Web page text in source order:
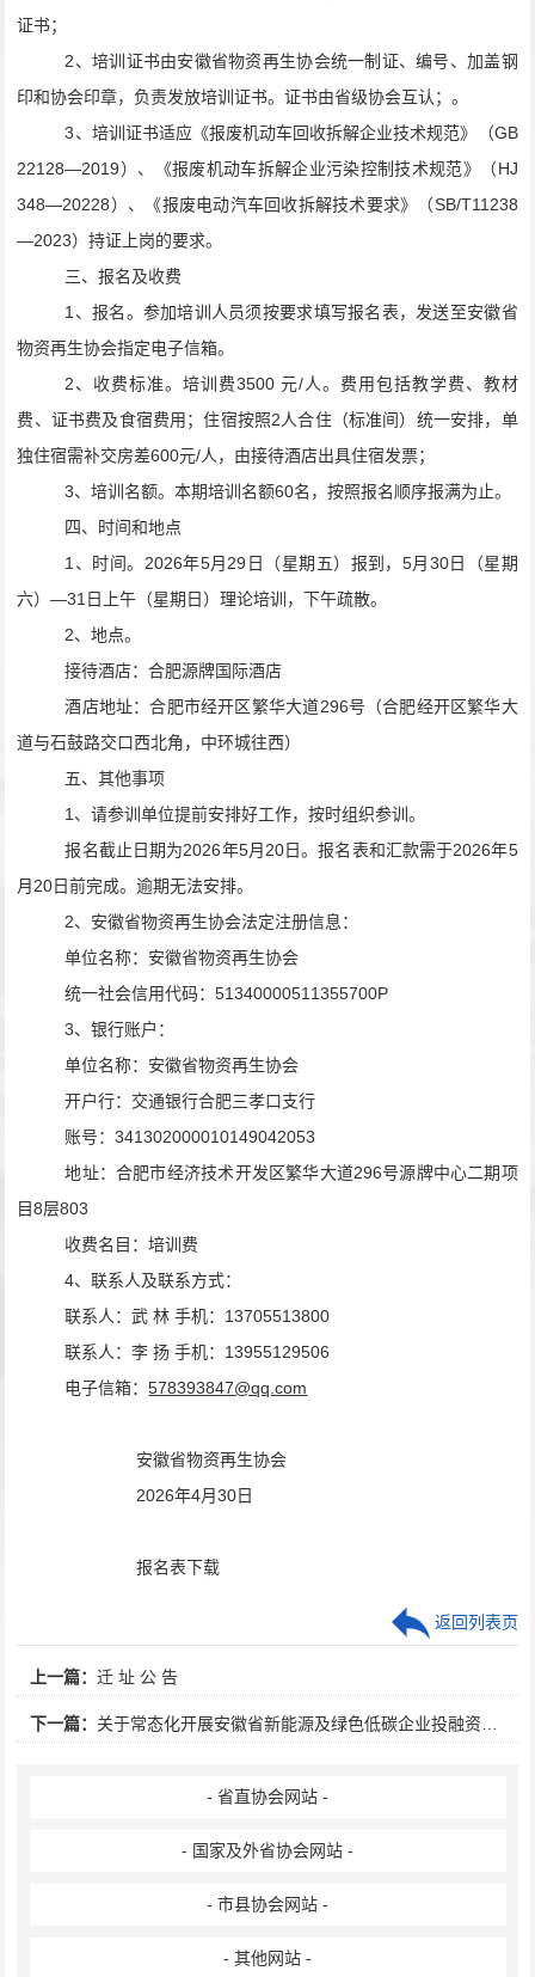
证书；
2、培训证书由安徽省物资再生协会统一制证、编号、加盖钢
印和协会印章，负责发放培训证书。证书由省级协会互认；。
3、培训证书适应《报废机动车回收拆解企业技术规范》 （GB
22128—2019）、《报废机动车拆解企业污染控制技术规范》 （HJ
348—20228） 、《报废电动汽车回收拆解技术要求》（SB/T11238
—2023）持证 上岗的要求。
三、报名及收费
1 、报名。参加培训人员须按要求填写报名表，发送至安徽省
物资再生协会指定电子信箱。
2、收费标准。培训费3500元/人。费用包括教学费、 教材
费、证书费及食宿费用；住宿按照2人合住（标准间）统一安排，单
独住宿需补交房差600元/人，由接待酒店出具住宿发票；
3、培训名额。本期培训名额60名，按照报名顺序报满为止。
四、时间和地点
1 、时间。 2026年5月 29 日（星期五）报到， 5月 30日（星期
六）—31 日上午（星期 日 ）理论培训，下午疏散。
2、地点。
接待酒店：合肥源牌国际酒店
酒店地址：合肥市经开区繁华大道296号（合肥经开区繁华大
道与石鼓路交口西北角，中环城往西）
五、其他事项
1 、请参训单位提前安排好工作，按时组织参训。
报名截止日期为2026年5月 20日。报名表和汇款需于2026年5
月 20日前完成。逾期无法安排。
2、安徽省物资再生协会法定注册信息：
单位名称：安徽省物资再生协会
统一社会信用代码：51340000511355700P
3、银行账户：
单位名称：安徽省物资再生协会
开户行：交通银行合肥三孝口支行
账号：341302000010149042053
地址：合肥市经济技术开发区繁华大道296号源牌中心二期项
目8层803
收费名目：培训费
4、联系人及联系方式：
联系人：武 林 手机： 13705513800
联系人：李 扬 手机： 13955129506
电子信箱：578393847@qq.com
安徽省物资再生协会
2026年4月30日
报名表下载
上一篇： 迁 址 公 告
下一篇： 关于常态化开展安徽省新能源及绿色低碳企业投融资需求摸排工作的通知
返回列表页
- 省直协会网站 -
- 国家及外省协会网站 -
- 市县协会网站 -
- 其他网站 -